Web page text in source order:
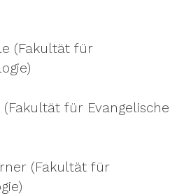
(Fakultät für
(Fakultät für Evangelische
(Fakultät für